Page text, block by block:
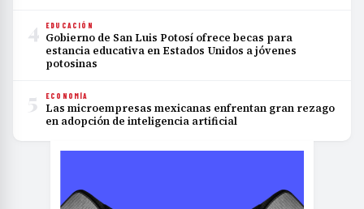
4 EDUCACIÓN
Gobierno de San Luis Potosí ofrece becas para
estancia educativa en Estados Unidos a jóvenes
potosinas
5 ECONOMÍA
Las microempresas mexicanas enfrentan gran rezago
en adopción de inteligencia artificial